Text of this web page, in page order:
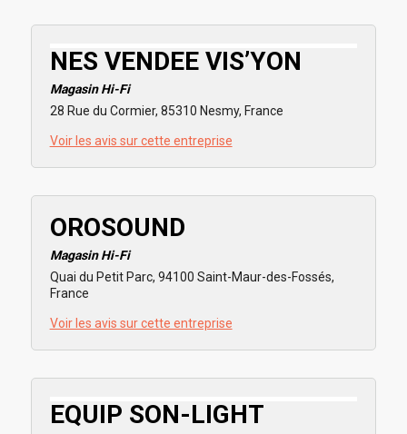
NES VENDEE VIS’YON
Magasin Hi-Fi
28 Rue du Cormier, 85310 Nesmy, France
Voir les avis sur cette entreprise
OROSOUND
Magasin Hi-Fi
Quai du Petit Parc, 94100 Saint-Maur-des-Fossés,
France
Voir les avis sur cette entreprise
EQUIP SON-LIGHT